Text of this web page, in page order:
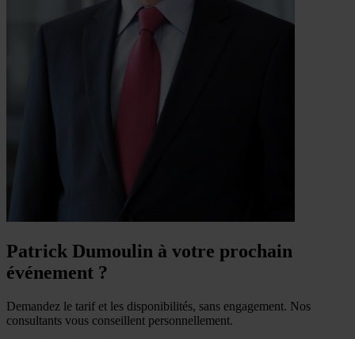
Patrick Dumoulin à votre prochain
événement ?
Demandez le tarif et les disponibilités, sans engagement. Nos
consultants vous conseillent personnellement.